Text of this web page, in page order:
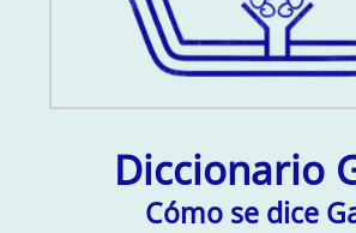
Diccionario
Cómo se dice